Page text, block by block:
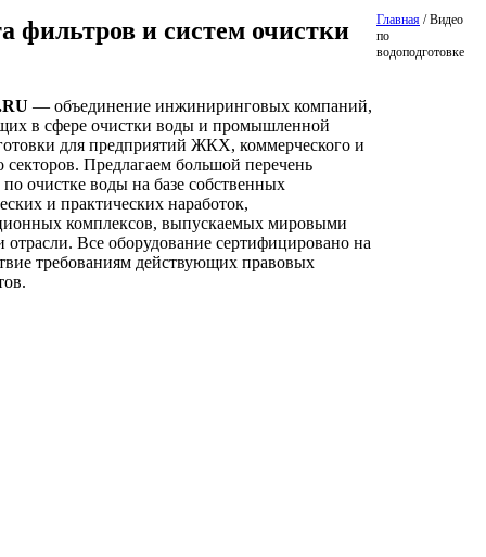
Главная /Видео
по
водоподготовке
фильтров и систем очистки
— объединение инжиниринговых компаний,
в сфере очистки воды и промышленной
для предприятий ЖКХ, коммерческого и
секторов. Предлагаем большой перечень
очистке воды на базе собственных
и практических наработок,
комплексов, выпускаемых мировыми
отрасли. Все оборудование сертифицировано на
требованиям действующих правовых